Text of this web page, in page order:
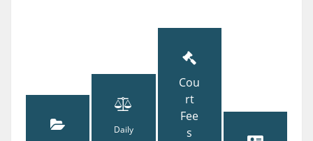
Daily
Cou
rt
Fee
s